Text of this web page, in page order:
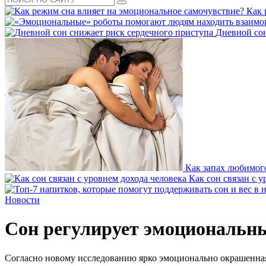
Как
Дневной
Как запах
Как сон связан с
Новости
Сон регулирует
Согласно новому исследованию ярко эмоционально